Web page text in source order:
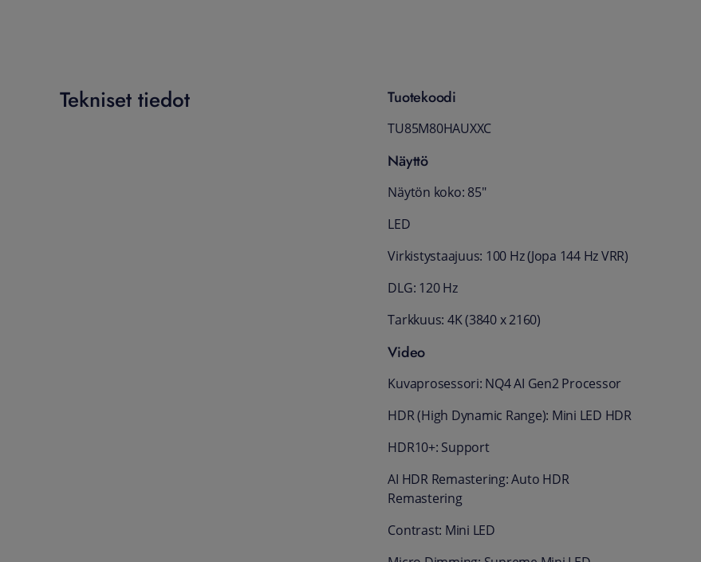
Tekniset tiedot Tuotekoodi
TU85M80HAUXXC
Näyttö
Näytön koko: 85"
LED
Virkistystaajuus: 100 Hz (Jopa 144 Hz VRR)
DLG: 120 Hz
Tarkkuus: 4K (3840 x 2160)
Video
Kuvaprosessori: NQ4 AI Gen2 Processor
HDR (High Dynamic Range): Mini LED HDR
HDR10+: Support
AI HDR Remastering: Auto HDR
Remastering
Contrast: Mini LED